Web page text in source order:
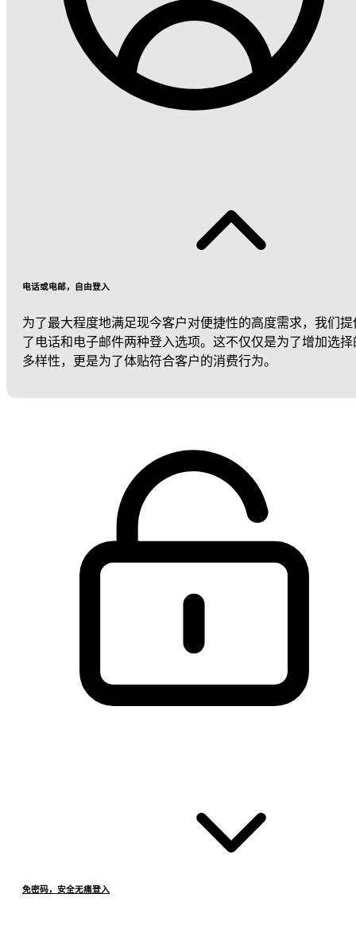
电话或电邮，自由登入
为了最大程度地满足现今客户对便捷性的高度需求，我们提
了电话和电子邮件两种登入选项。这不仅仅是为了增加选择
多样性，更是为了体贴符合客户的消费行为。
免密码，安全无痛登入